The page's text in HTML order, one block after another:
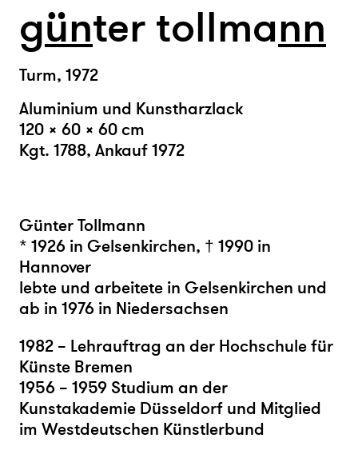
günter tollmann
Turm, 1972
Aluminium und Kunstharzlack
120 × 60 × 60 cm
Kgt. 1788, Ankauf 1972
Günter Tollmann
* 1926 in Gelsenkirchen, † 1990 in
Hannover
lebte und arbeitete in Gelsenkirchen und
ab in 1976 in Niedersachsen
1982 – Lehrauftrag an der Hochschule für
Künste Bremen
1956 – 1959 Studium an der
Kunstakademie Düsseldorf und Mitglied
im Westdeutschen Künstlerbund